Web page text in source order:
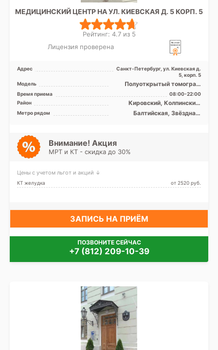
МЕДИЦИНСКИЙ ЦЕНТР НА УЛ. КИЕВСКАЯ Д. 5 КОРП. 5
Рейтинг: 4.7 из 5
Лицензия проверена
Адрес
Санкт-Петербург, ул. Киевская д.
5, корп. 5
Модель
Полуоткрытый томограф
МРТ SIGNA Voyager 1.5 Тесла,
КТ Revolution EVO 1 ...
Время приема
08:00-22:00
Район
Кировский, Колпинский,
Московский, Невский,
Пушкинский, Фрунзенский,
Метро рядом
Балтийская, Звёздная,
институт, Фрунзенская,
Внимание! Акция
МРТ и КТ - скидка до 30%
Цены с учетом льгот и акций ↓
КТ желудка от 2520 pуб.
ЗАПИСЬ НА ПРИЁМ
ПОЗВОНИТЕ СЕЙЧАС
+7 (812) 209-10-39